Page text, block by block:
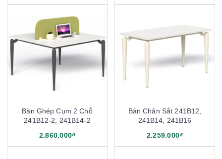
Bàn Ghép Cụm 2 Chỗ
241B12-2, 241B14-2
2.860.000₫
Bàn Chân Sắt 241B12,
241B14, 241B16
2.259.000₫